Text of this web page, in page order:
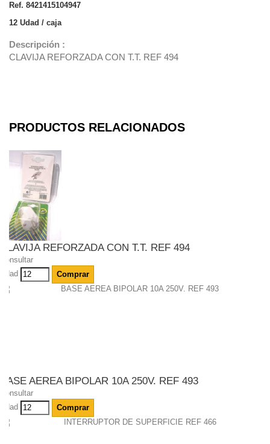
Ref. 8421415104947
12 Udad / caja
Descripción :
CLAVIJA REFORZADA CON T.T. REF 494
PRODUCTOS RELACIONADOS
CLAVIJA REFORZADA CON T.T. REF 494
Consultar
Udad
Comprar
BASE AEREA BIPOLAR 10A 250V. REF 493
Consultar
Udad
Comprar